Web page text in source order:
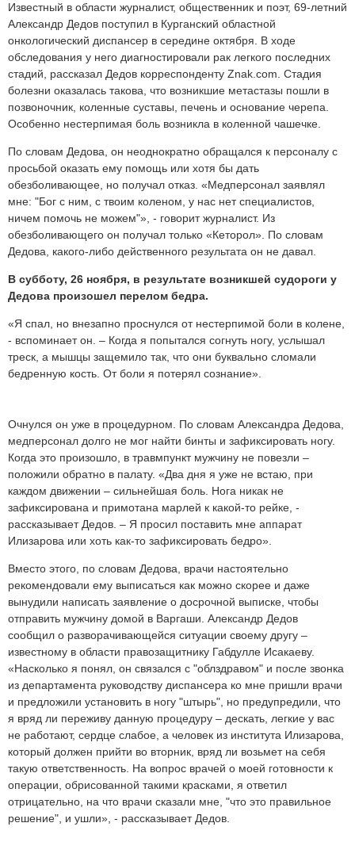
Известный в области журналист, общественник и поэт, 69-летний
Александр Дедов поступил в Курганский областной
онкологический диспансер в середине октября. В ходе
обследования у него диагностировали рак легкого последних
стадий, рассказал Дедов корреспонденту Znak.com. Стадия
болезни оказалась такова, что возникшие метастазы пошли в
позвоночник, коленные суставы, печень и основание черепа.
Особенно нестерпимая боль возникла в коленной чашечке.
По словам Дедова, он неоднократно обращался к персоналу с
просьбой оказать ему помощь или хотя бы дать
обезболивающее, но получал отказ. «Медперсонал заявлял
мне: "Бог с ним, с твоим коленом, у нас нет специалистов,
ничем помочь не можем"», - говорит журналист. Из
обезболивающего он получал только «Кеторол». По словам
Дедова, какого-либо действенного результата он не давал.
В субботу, 26 ноября, в результате возникшей судороги у
Дедова произошел перелом бедра.
«Я спал, но внезапно проснулся от нестерпимой боли в колене,
- вспоминает он. – Когда я попытался согнуть ногу, услышал
треск, а мышцы защемило так, что они буквально сломали
бедренную кость. От боли я потерял сознание».
Очнулся он уже в процедурном. По словам Александра Дедова,
медперсонал долго не мог найти бинты и зафиксировать ногу.
Когда это произошло, в травмпункт мужчину не повезли –
положили обратно в палату. «Два дня я уже не встаю, при
каждом движении – сильнейшая боль. Нога никак не
зафиксирована и примотана марлей к какой-то рейке, -
рассказывает Дедов. – Я просил поставить мне аппарат
Илизарова или хоть как-то зафиксировать бедро».
Вместо этого, по словам Дедова, врачи настоятельно
рекомендовали ему выписаться как можно скорее и даже
вынудили написать заявление о досрочной выписке, чтобы
отправить мужчину домой в Варгаши. Александр Дедов
сообщил о разворачивающейся ситуации своему другу –
известному в области правозащитнику Габдулле Исакаеву.
«Насколько я понял, он связался с "облздравом" и после звонка
из департамента руководству диспансера ко мне пришли врачи
и предложили установить в ногу "штырь", но предупредили, что
я вряд ли переживу данную процедуру – дескать, легкие у вас
не работают, сердце слабое, а человек из института Илизарова,
который должен прийти во вторник, вряд ли возьмет на себя
такую ответственность. На вопрос врачей о моей готовности к
операции, обрисованной такими красками, я ответил
отрицательно, на что врачи сказали мне, "что это правильное
решение", и ушли», - рассказывает Дедов.